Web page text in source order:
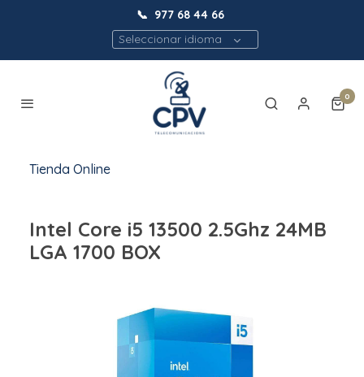
📞 977 68 44 66
Seleccionar idioma
0
Tienda Online
Intel Core i5 13500 2.5Ghz 24MB
LGA 1700 BOX